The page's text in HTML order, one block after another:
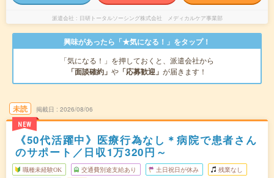
派遣会社 日研トータルソーシング株式会社 メディカルケア事業部
興味があったら「★気になる！」をタップ！
「気になる！」を押しておくと、派遣会社から
「面談確約」 や 「応募歓迎」 が届きます！
未読
NEW
掲載日 2026/08/06
《50代活躍中》医療行為なし＊病院で患者さん
のサポート／日収1万320円～
職種未経験OK 交通費別途支給あり 土日祝日が休み 残業なし